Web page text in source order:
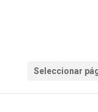
Seleccionar